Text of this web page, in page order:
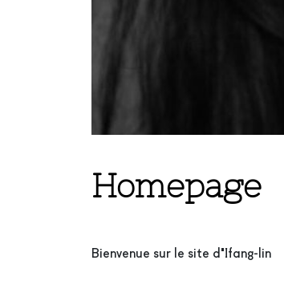
Homepage
Bienvenue sur le site d'Ifang-lin